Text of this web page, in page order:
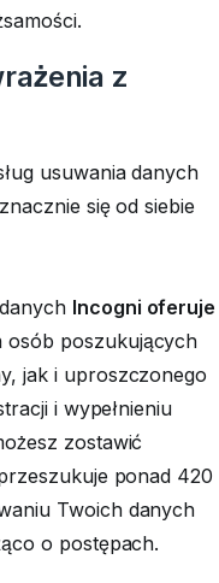
z
usuwania danych
się od siebie
Incogni oferuje
osób poszukujących
jak i uproszczonego
i wypełnieniu
zostawić
ponad 420
Twoich danych
o postępach.